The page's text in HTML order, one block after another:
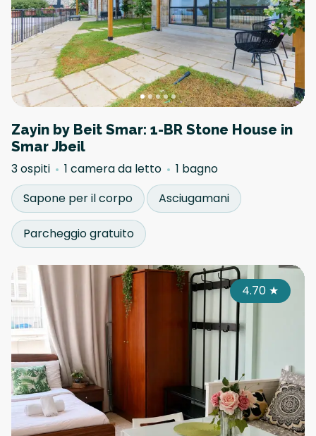
Zayin by Beit Smar: 1-BR Stone House in
Smar Jbeil
3 ospiti 1 camera da letto
1 bagno
Sapone per il corpo
Asciugamani
Parcheggio gratuito
4.70★